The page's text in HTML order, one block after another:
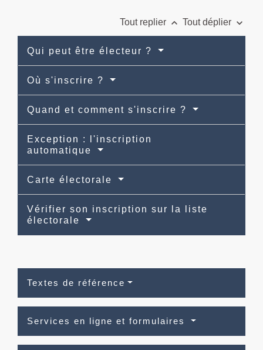
Tout replier keyboard_arrow_up Tout déplier keyboard_arrow_down
Qui peut être électeur ?
Où s'inscrire ?
Quand et comment s'inscrire ?
Exception : l'inscription
automatique
Carte électorale
Vérifier son inscription sur la liste
électorale
Textes de référence
Services en ligne et formulaires